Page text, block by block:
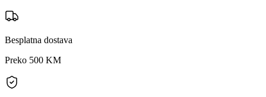
Besplatna dostava
Preko 500 KM